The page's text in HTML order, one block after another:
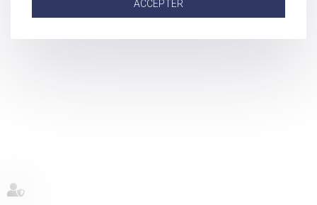
ACCEPTER